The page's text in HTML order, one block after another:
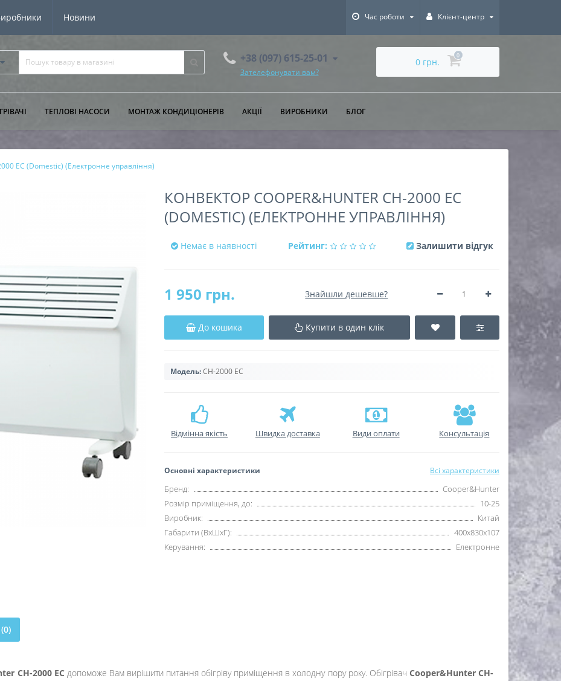
Новини Час роботи Клієнт-центр
+38 (097) 615-25-01
Зателефонувати вам?
0 грн.
0
ТЕПЛОВІ НАСОСИ МОНТАЖ КОНДИЦІОНЕРІВ АКЦІЇ ВИРОБНИКИ БЛОГ
EC (Domestic) (Електронне управління)
КОНВЕКТОР COOPER&HUNTER CH-2000 EC
(DOMESTIC) (ЕЛЕКТРОННЕ УПРАВЛІННЯ)
Немає в наявності Рейтинг: Залишити відгук
1 950 грн. Знайшли дешевше?
До кошика Купити в один клік
Модель:CH-2000 EC
Відмінна якість Швидка доставка Види оплати Консультація
Основні характеристики Всі характеристики
Бренд:
Cooper&Hunter
Розмір приміщення, до:
10-25
Виробник:
Китай
Габарити (ВхШхГ):
400х830x107
Керування:
Електронне
CH-2000 EC допоможе Вам вирішити питання обігріву приміщення в холодну пору року. Обігрівач Cooper&Hunter CH-